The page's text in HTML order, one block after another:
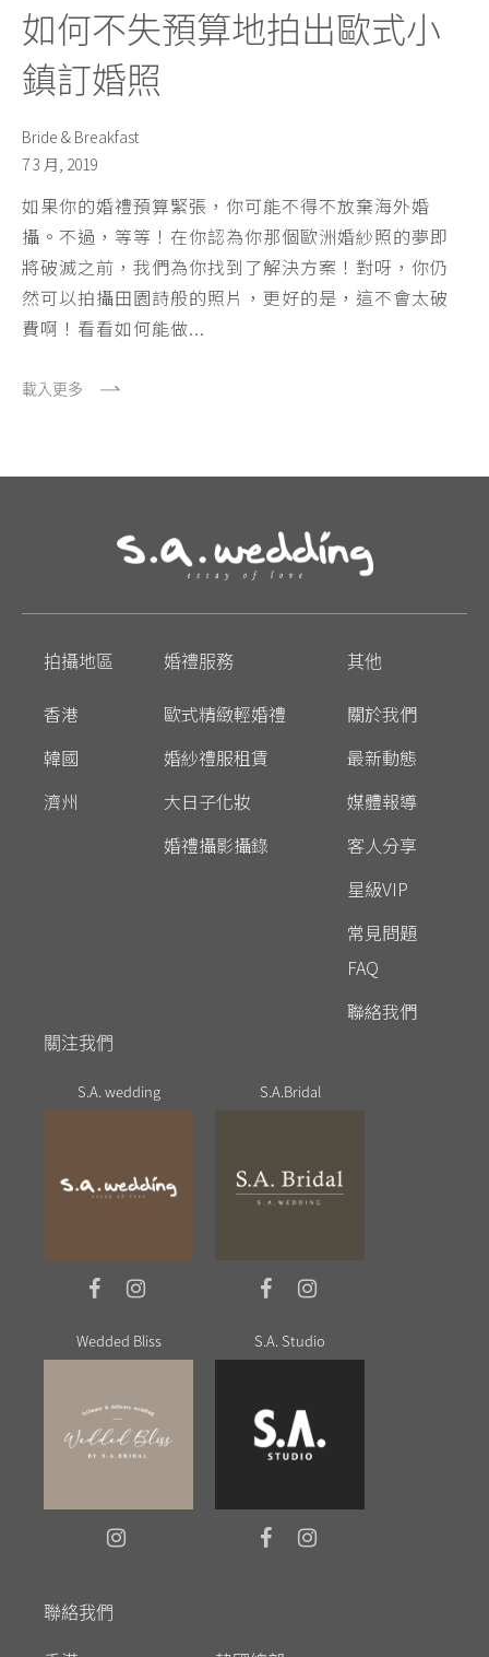
載入更多
Bride & Breakfast
7 3 月, 2019
如何不失預算地拍出歐式小
鎮訂婚照
如果你的婚禮預算緊張，你可能不得不放棄海外婚
攝。不過，等等！在你認為你那個歐洲婚紗照的夢即
將破滅之前，我們為你找到了解決方案！對呀，你仍
然可以拍攝田園詩般的照片，更好的是，這不會太破
費啊！看看如何能做...
拍攝地區
香港
韓國
濟州
婚禮服務
歐式精緻輕婚禮
婚紗禮服租賃
大日子化妝
婚禮攝影攝錄
其他
關於我們
最新動態
媒體報導
客人分享
星級VIP
常見問題
FAQ
聯絡我們
關注我們
S.A. wedding S.A.Bridal
Wedded Bliss S.A. Studio
聯絡我們